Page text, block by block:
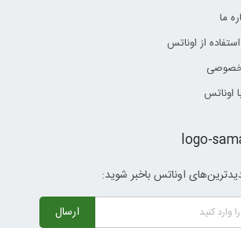
ما
از اوناتس
اوناتس
اوناتس باخبر شوید:
ارسال